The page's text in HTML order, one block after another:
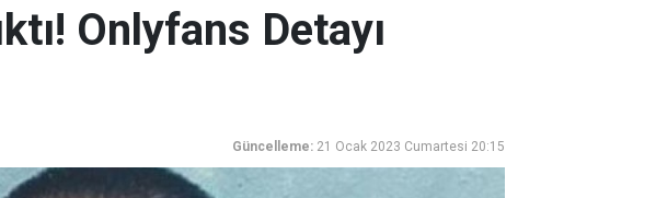
Onlyfans Detayı
Güncelleme: 21 Ocak 2023 Cumartesi 20:15